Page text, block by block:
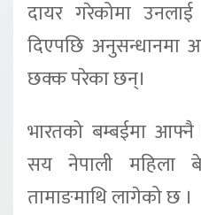
दायर गरेकोमा
दिएपछि अनुसन्धानमा
छक्क परेका छन्।
भारतको बम्बईमा
सय नेपाली महिला
तामाङमाथि लागेको छ ।